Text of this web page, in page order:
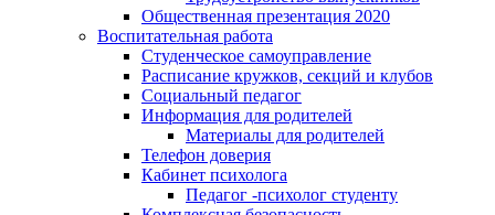
Общественная презентация 2020
Воспитательная работа
Студенческое самоуправление
Расписание кружков, секций и клубов
Социальный педагог
Информация для родителей
Материалы для родителей
Телефон доверия
Кабинет психолога
Педагог -психолог студенту